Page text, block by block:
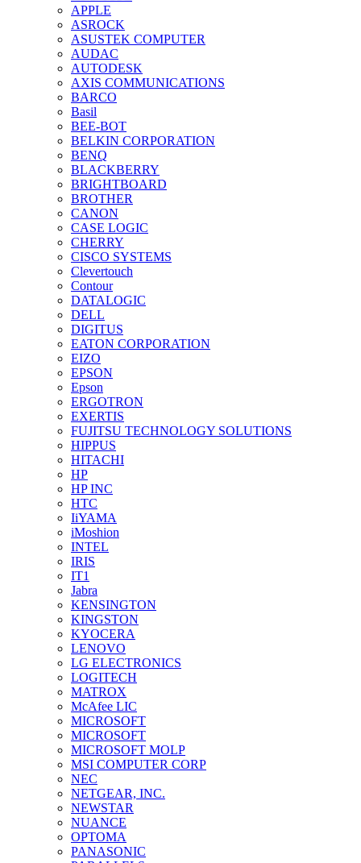
APPLE
ASROCK
ASUSTEK COMPUTER
AUDAC
AUTODESK
AXIS COMMUNICATIONS
BARCO
Basil
BEE-BOT
BELKIN CORPORATION
BENQ
BLACKBERRY
BRIGHTBOARD
BROTHER
CANON
CASE LOGIC
CHERRY
CISCO SYSTEMS
Clevertouch
Contour
DATALOGIC
DELL
DIGITUS
EATON CORPORATION
EIZO
EPSON
Epson
ERGOTRON
EXERTIS
FUJITSU TECHNOLOGY SOLUTIONS
HIPPUS
HITACHI
HP
HP INC
HTC
IiYAMA
iMoshion
INTEL
IRIS
IT1
Jabra
KENSINGTON
KINGSTON
KYOCERA
LENOVO
LG ELECTRONICS
LOGITECH
MATROX
McAfee LIC
MICROSOFT
MICROSOFT
MICROSOFT MOLP
MSI COMPUTER CORP
NEC
NETGEAR, INC.
NEWSTAR
NUANCE
OPTOMA
PANASONIC